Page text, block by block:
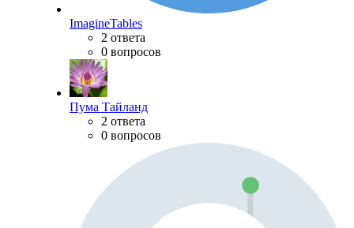
ImagineTables
2 ответа
0 вопросов
Пума Тайланд
2 ответа
0 вопросов